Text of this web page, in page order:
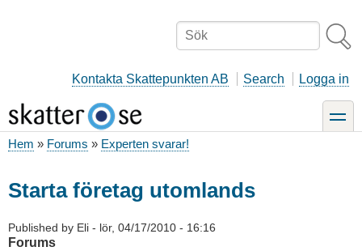
Sök
Kontakta Skattepunkten AB Search Logga in
toggle
Hem Forums Experten svarar!
Starta företag utomlands
Published by Eli - lör, 04/17/2010 - 16:16
Forums